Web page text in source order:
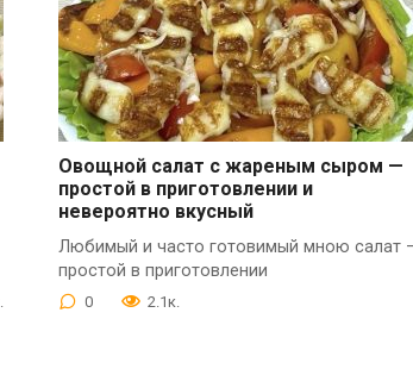
Овощной салат с жареным сыром —
простой в приготовлении и
невероятно вкусный
Любимый и часто готовимый мною салат
простой в приготовлении
0 2.1к.